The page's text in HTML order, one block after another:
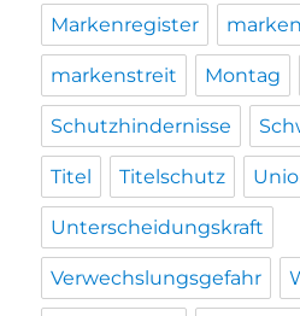
Markenregister
markenstreit Montag
Schutzhindernisse
Titel Titelschutz
Unterscheidungskraft
Verwechslungsgefahr